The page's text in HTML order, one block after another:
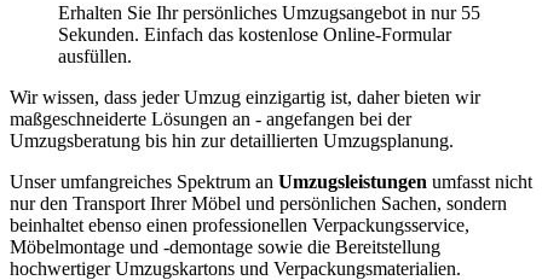
Erhalten Sie Ihr persönliches Umzugsangebot in nur 55
Sekunden. Einfach das kostenlose Online-Formular
ausfüllen.
Wir wissen, dass jeder Umzug einzigartig ist, daher bieten wir
maßgeschneiderte Lösungen an - angefangen bei der
Umzugsberatung bis hin zur detaillierten Umzugsplanung.
Unser umfangreiches Spektrum an Umzugsleistungen umfasst nicht
nur den Transport Ihrer Möbel und persönlichen Sachen, sondern
beinhaltet ebenso einen professionellen Verpackungsservice,
Möbelmontage und -demontage sowie die Bereitstellung
hochwertiger Umzugskartons und Verpackungsmaterialien.